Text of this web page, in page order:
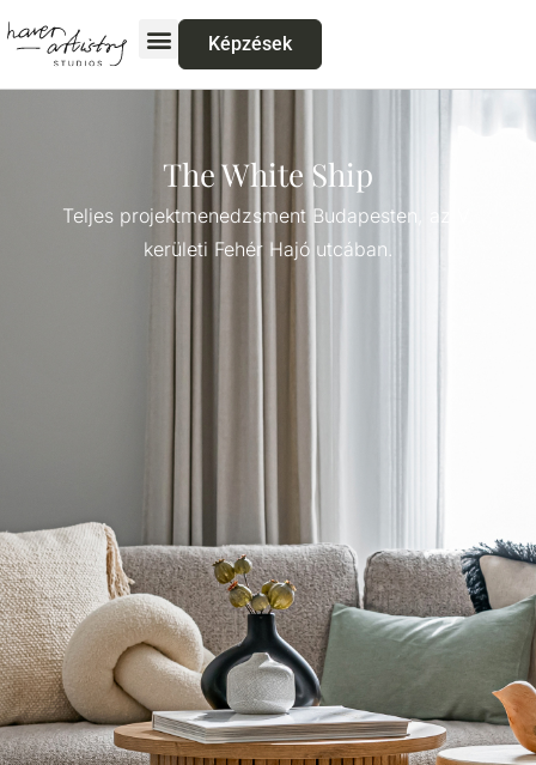
Képzések
The White Ship
Teljes projektmenedzsment Budapesten, az V.
kerületi Fehér Hajó utcában.